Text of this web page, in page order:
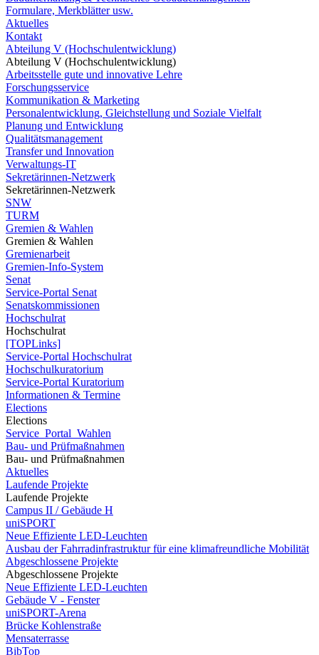
Formulare, Merkblätter usw.
Aktuelles
Kontakt
Abteilung V (Hochschulentwicklung)
Abteilung V (Hochschulentwicklung)
Arbeitsstelle gute und innovative Lehre
Forschungsservice
Kommunikation & Marketing
Personalentwicklung, Gleichstellung und Soziale Vielfalt
Planung und Entwicklung
Qualitätsmanagement
Transfer und Innovation
Verwaltungs-IT
Sekretärinnen-Netzwerk
Sekretärinnen-Netzwerk
SNW
TURM
Gremien & Wahlen
Gremien & Wahlen
Gremienarbeit
Gremien-Info-System
Senat
Service-Portal Senat
Senatskommissionen
Hochschulrat
Hochschulrat
[TOPLinks]
Service-Portal Hochschulrat
Hochschulkuratorium
Service-Portal Kuratorium
Informationen & Termine
Elections
Elections
Service_Portal_Wahlen
Bau- und Prüfmaßnahmen
Bau- und Prüfmaßnahmen
Aktuelles
Laufende Projekte
Laufende Projekte
Campus II / Gebäude H
uniSPORT
Neue Effiziente LED-Leuchten
Ausbau der Fahrradinfrastruktur für eine klimafreundliche Mobilität
Abgeschlossene Projekte
Abgeschlossene Projekte
Neue Effiziente LED-Leuchten
Gebäude V - Fenster
uniSPORT-Arena
Brücke Kohlenstraße
Mensaterrasse
BibTop